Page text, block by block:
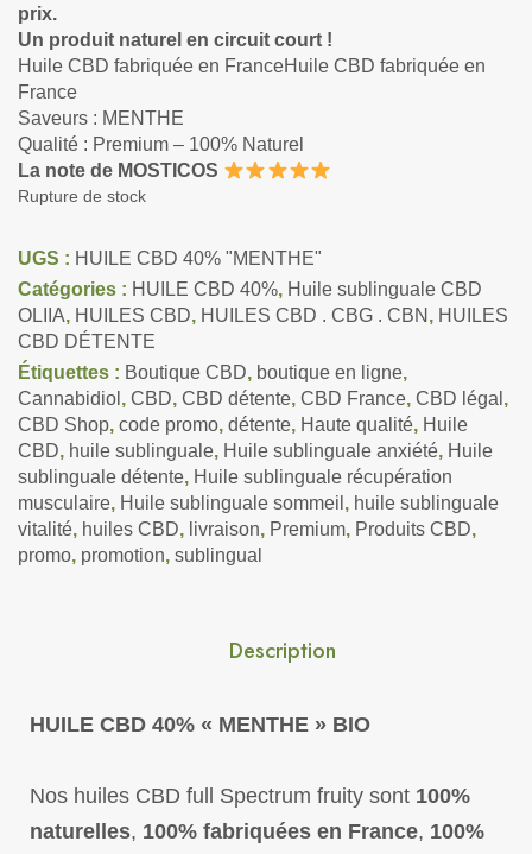
prix.
Un produit naturel en circuit court !
Huile CBD fabriquée en FranceHuile CBD fabriquée en
France
Saveurs : MENTHE
Qualité : Premium – 100% Naturel
La note de MOSTICOS
Rupture de stock
UGS : HUILE CBD 40% "MENTHE"
Catégories : HUILE CBD 40%, Huile sublinguale CBD
OLIIA, HUILES CBD, HUILES CBD . CBG . CBN , HUILES
CBD DÉTENTE
Étiquettes : Boutique CBD, boutique en ligne,
Cannabidiol , CBD, CBD détente, CBD France, CBD légal ,
CBD Shop, code promo, détente, Haute qualité, Huile
CBD, huile sublinguale, Huile sublinguale anxiété, Huile
sublinguale détente, Huile sublinguale récupération
musculaire, Huile sublinguale sommeil , huile sublinguale
vitalité, huiles CBD, livraison, Premium, Produits CBD,
promo, promotion, sublingual
Description
HUILE CBD 40% « MENTHE » BIO
Nos huiles CBD full Spectrum fruity sont 100%
naturelles, 100% fabriquées en France, 100%